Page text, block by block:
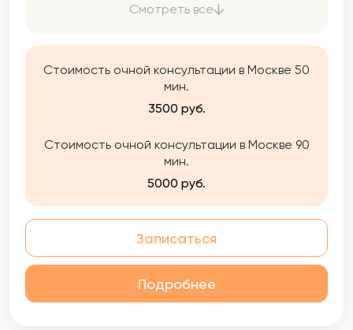
внутреннего мира, а также истинных
Смотреть все
Стоимость очной консультации в Москве 50
мин.
3500 руб.
Стоимость очной консультации в Москве 90
мин.
5000 руб.
Записаться
Подробнее